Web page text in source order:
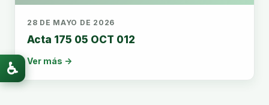
28 DE MAYO DE 2026
Acta 175 05 OCT 012
Ver más →
♿